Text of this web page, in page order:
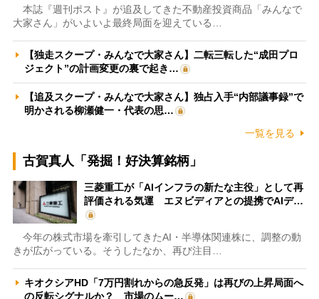
本誌『週刊ポスト』が追及してきた不動産投資商品「みんなで
大家さん」がいよいよ最終局面を迎えている…
【独走スクープ・みんなで大家さん】二転三転した“成田プロ
ジェクト”の計画変更の裏で起き…
【追及スクープ・みんなで大家さん】独占入手“内部議事録”で
明かされる柳瀬健一・代表の思…
一覧を見る
古賀真人「発掘！好決算銘柄」
三菱重工が「AIインフラの新たな主役」として再
評価される気運 エヌビディアとの提携でAIデ…
今年の株式市場を牽引してきたAI・半導体関連株に、調整の動
きが広がっている。そうしたなか、再び注目…
キオクシアHD「7万円割れからの急反発」は再びの上昇局面へ
の反転シグナルか？ 市場のムー…